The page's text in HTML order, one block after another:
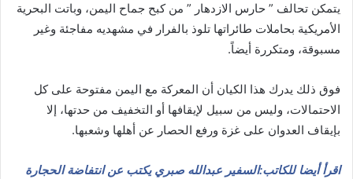
يتمكن تحالف ” حارس الازدهار ” من كبح جماح اليمن، وباتت البحرية
الأمريكية بحاملات طائراتها تلوذ بالفرار في مشهديه مفاجئة وغير
مسبوقة، ومتكررة أيضاً.
فوق ذلك يدرك هذا الكيان أن المعركة مع اليمن مفتوحة على كل
الاحتمالات، وليس من سبيل لإيقافها أو التخفيف من حدتها، إلا
بإيقاف العدوان على غزة ورفع الحصار عن أهلها وشعبها.
اقرأ أيضا للكاتب:السفير عبدالله صبري يكتب عن انتفاضة الحجارة